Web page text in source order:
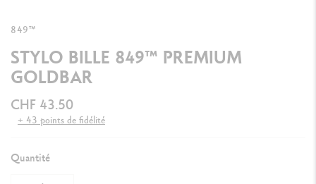
849™
STYLO BILLE 849™ PREMIUM
GOLDBAR
CHF 43.50
+ 43 points de fidélité
Quantité